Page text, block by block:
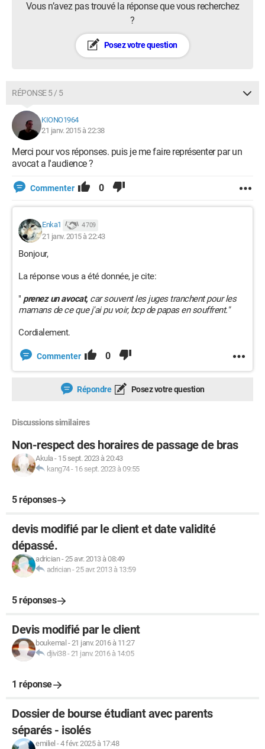
Vous n’avez pas trouvé la réponse que vous recherchez
?
Posez votre question
RÉPONSE 5 / 5
KIONO1964
21 janv. 2015 à 22:38
Merci pour vos réponses. puis je me faire représenter par un
avocat a l'audience ?
Commenter 0
Enka1 4 709
21 janv. 2015 à 22:43
Bonjour,
La réponse vous a été donnée, je cite:
" prenez un avocat, car souvent les juges tranchent pour les
mamans de ce que j'ai pu voir, bcp de papas en souffrent."
Cordialement.
Commenter 0
Répondre Posez votre question
Discussions similaires
Non-respect des horaires de passage de bras
Akula- 15 sept. 2023 à 20:43
kang74- 16 sept. 2023 à 09:55
5 réponses
devis modifié par le client et date validité
dépassé.
adrician-25 avr. 2013 à 08:49
adrician-25 avr. 2013 à 13:59
5 réponses
Devis modifié par le client
boukemal -21 janv. 2016 à 11:27
djivi38-21 janv. 2016 à 14:05
1 réponse
Dossier de bourse étudiant avec parents
séparés - isolés
emiliel -4 févr. 2025 à 17:48